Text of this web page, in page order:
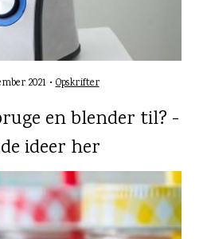
2021 •Opskrifter
en blender til? -
ideer her